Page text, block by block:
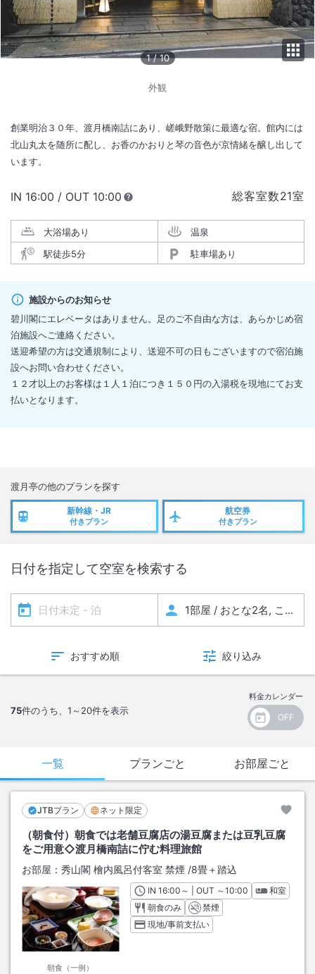
1 /10
外観
創業明治３０年、渡月橋南詰にあり、嵯峨野散策に最適な宿。館内には
北山丸太を随所に配し、お香のかおりと琴の音色が京情緒を醸し出して
います。
総客室数21室
IN チェックイン
16:00 / OUT チェックアウト
10:00
大浴場あり
温泉
駅徒歩5分
駐車場あり
施設からのお知らせ
碧川閣にエレベータはありません。足のご不自由な方は、あらかじめ宿
泊施設へご連絡ください。
送迎希望の方は交通規制により、送迎不可の日もございますので宿泊施
設へお問い合わせください。
１２才以上のお客様は１人１泊につき１５０円の入湯税を現地にてお支
払いとなります。
渡月亭の他のプランを探す
新幹線・JR
付きプラン
航空券
付きプラン
日付を指定して空室を検索する
おすすめ順 絞り込み
75件のうち、 1～20件を表示
料金カレンダー
一覧 プランごと お部屋ごと
JTBプラン ネット限定
（朝食付）朝食では老舗豆腐店の湯豆腐または豆乳豆腐
をご用意◇渡月橋南詰に佇む料理旅館
お部屋： 秀山閣 檜内風呂付客室 禁煙 /8畳＋踏込
朝食（一例）
INチェックイン
16:00 ～ | OUT チェックアウト
～10:00
和室
朝食のみ
禁煙
現地/事前支払い